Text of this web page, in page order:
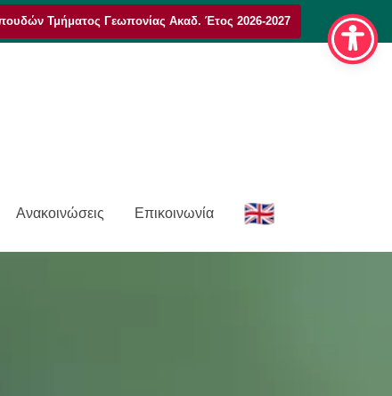
Τμήματος Γεωπονίας Ακαδ. Έτος 2026-2027
Ανακοινώσεις Επικοινωνία
E
n